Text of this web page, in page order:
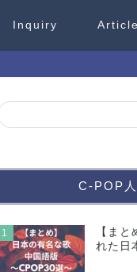
Inquiry
C-POP
1
【ま
れた日